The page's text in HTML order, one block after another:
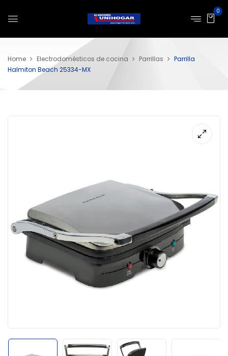
0
Home Electrodomésticos de cocina Parrillas
Parrilla
Halmiton Beach 25334-MX